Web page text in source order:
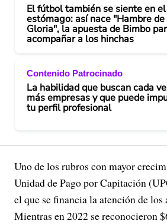
El fútbol también se siente en el
estómago: así nace "Hambre de
Gloria", la apuesta de Bimbo
acompañar a los hinchas
Contenido Patrocinado
La habilidad que buscan cada
más empresas y que puede
tu perfil profesional
Uno de los rubros con mayor
Unidad de Pago por Capitación
el que se financia la atención de
Mientras en 2022 se reconocieron